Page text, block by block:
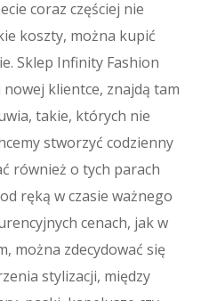
RTV, AGD
Metalowy
coraz częściej nie
koszty, można kupić
Sklep Infinity Fashion
klientce, znajdą tam
takie, których nie
stworzyć codzienny
również o tych parach
ręką w czasie ważnego
cenach, jak w
można zdecydować się
stylizacji, między